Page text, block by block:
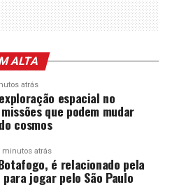
ALTA
atrás
espacial no
que podem mudar
cosmos
minutos atrás
é relacionado pela
jogar pelo São Paulo